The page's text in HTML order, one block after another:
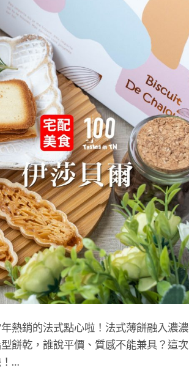
熱銷的法式點心啦！法式薄餅融入濃濃
餅乾，誰說平價、質感不能兼具？這次
！…